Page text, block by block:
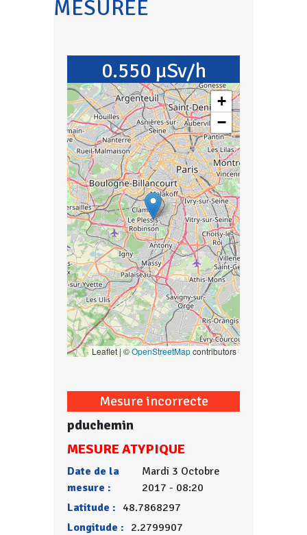
MESURÉE
0.550 µSv/h
+
−
Leaflet | ©OpenStreetMapcontributors
Mesure incorrecte
pduchemin
MESURE ATYPIQUE
Date de la
mesure :
Mardi 3 Octobre
2017 - 08:20
Latitude : 48.7868297
Longitude : 2.2799907